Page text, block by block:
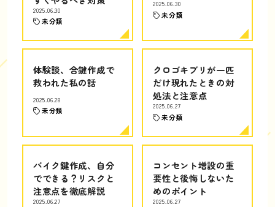
2025.06.30
未分類
2025.06.30
未分類
体験談、合鍵作成で
救われた私の話
2025.06.28
未分類
クロゴキブリが一匹
だけ現れたときの対
処法と注意点
2025.06.27
未分類
バイク鍵作成、自分
でできる？リスクと
注意点を徹底解説
2025.06.27
コンセント増設の重
要性と後悔しないた
めのポイント
2025.06.27